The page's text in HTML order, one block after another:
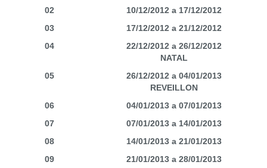
02
10/12/2012 a 17/12/2012
03
17/12/2012 a 21/12/2012
04
22/12/2012 a 26/12/2012
NATAL
05
26/12/2012 a 04/01/2013
REVEILLON
06
04/01/2013 a 07/01/2013
07
07/01/2013 a 14/01/2013
08
14/01/2013 a 21/01/2013
09
21/01/2013 a 28/01/2013